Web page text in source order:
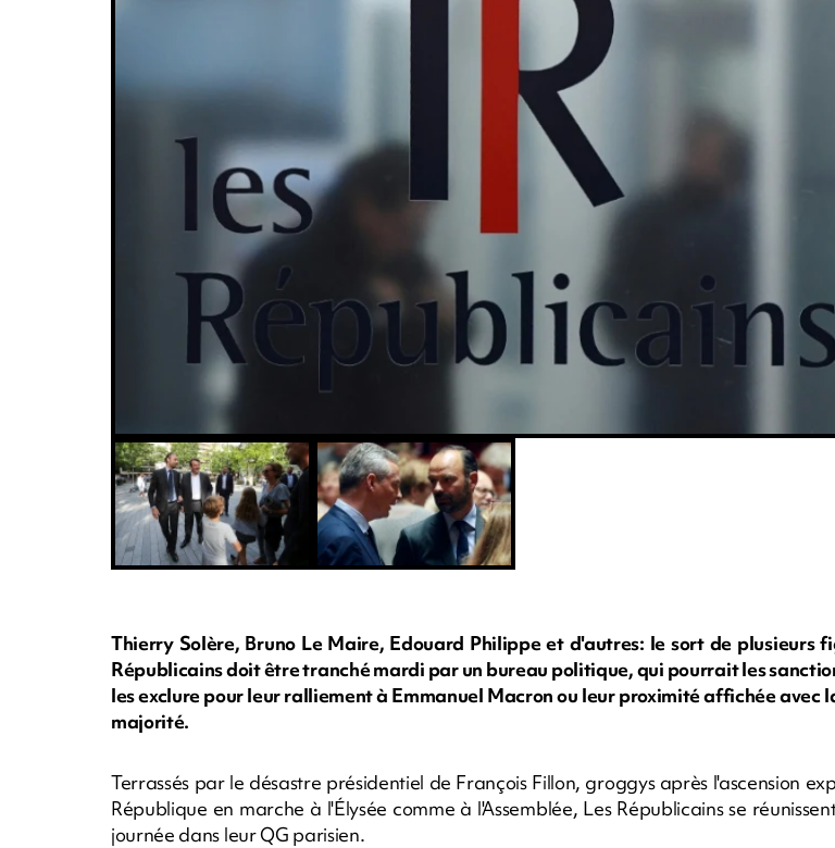
Thierry Solère, Bruno Le Maire, Edouard Philippe et d'autres: le sort de plusieurs
Républicains doit être tranché mardi par un bureau politique, qui pourrait les
les exclure pour leur ralliement à Emmanuel Macron ou leur proximité affichée avec
majorité.
Terrassés par le désastre présidentiel de François Fillon, groggys après l'ascension
République en marche à l'Élysée comme à l'Assemblée, Les Républicains se
journée dans leur QG parisien.